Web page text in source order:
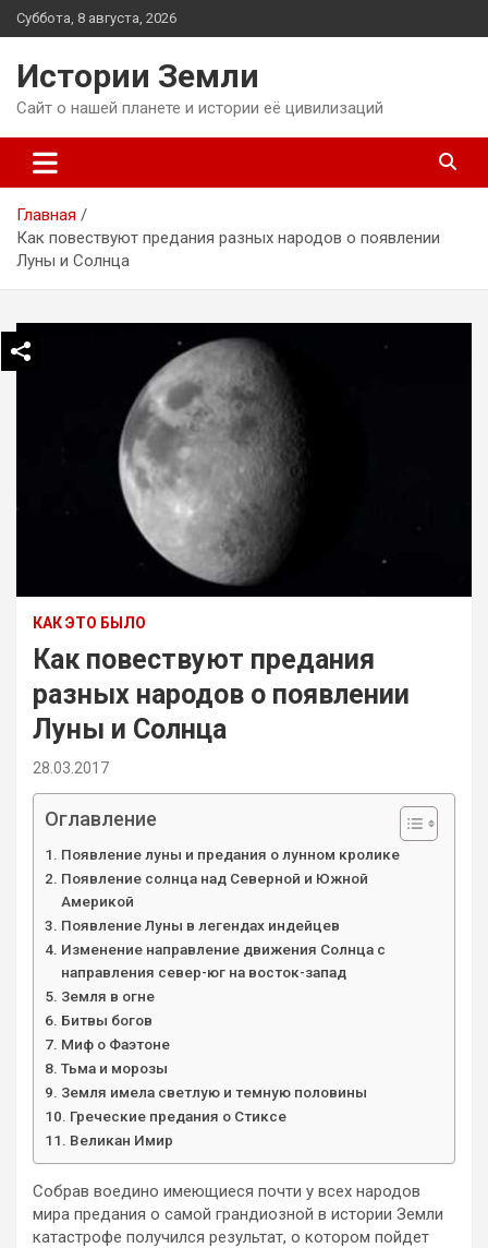
Перейти
к
Суббота, 8 августа, 2026
Истории Земли
Сайт о нашей планете и истории её цивилизаций
Главная
Как повествуют предания разных народов о появлении
Луны и Солнца
КАК ЭТО БЫЛО
Как повествуют предания
разных народов о появлении
Луны и Солнца
28.03.2017
Оглавление
Появление луны и предания о лунном кролике
Появление солнца над Северной и Южной
Америкой
Появление Луны в легендах индейцев
Изменение направление движения Солнца с
направления север-юг на восток-запад
Земля в огне
Битвы богов
Миф о Фаэтоне
Тьма и морозы
Земля имела светлую и темную половины
Греческие предания о Стиксе
Великан Имир
Собрав воедино имеющиеся почти у всех народов
мира предания о самой грандиозной в истории Земли
катастрофе получился результат, о котором пойдет